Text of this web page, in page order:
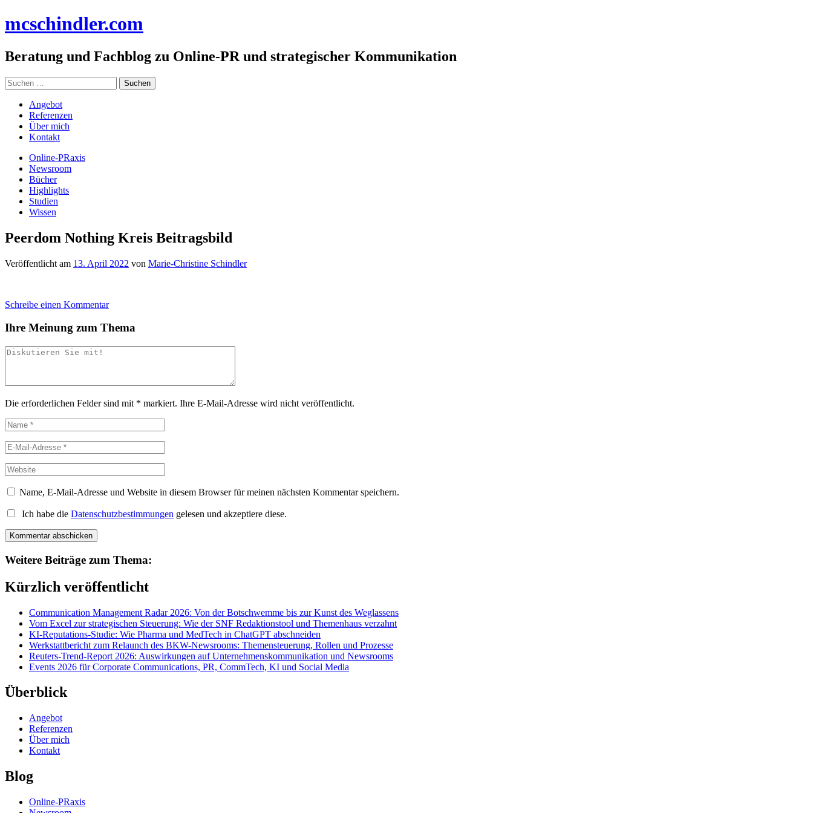
Inhalt
mcschindler.com
Beratung und Fachblog zu Online-PR und strategischer Kommunikation
Suchen
nach:
Angebot
Referenzen
Über mich
Kontakt
Online-PRaxis
Newsroom
Bücher
Highlights
Studien
Wissen
Peerdom Nothing Kreis Beitragsbild
Veröffentlicht am 13. April 2022 von Marie-Christine Schindler
Schreibe einen Kommentar
Ihre Meinung zum Thema
Die erforderlichen Felder sind mit * markiert. Ihre E-Mail-Adresse wird nicht veröffentlicht.
Name, E-Mail-Adresse und Website in diesem Browser für meinen nächsten Kommentar speichern.
Ich habe die Datenschutzbestimmungen gelesen und akzeptiere diese.
Weitere Beiträge zum Thema:
Kürzlich veröffentlicht
Communication Management Radar 2026: Von der Botschwemme bis zur Kunst des Weglassens
Vom Excel zur strategischen Steuerung: Wie der SNF Redaktionstool und Themenhaus verzahnt
KI-Reputations-Studie: Wie Pharma und MedTech in ChatGPT abschneiden
Werkstattbericht zum Relaunch des BKW-Newsrooms: Themensteuerung, Rollen und Prozesse
Reuters-Trend-Report 2026: Auswirkungen auf Unternehmenskommunikation und Newsrooms
Events 2026 für Corporate Communications, PR, CommTech, KI und Social Media
Überblick
Angebot
Referenzen
Über mich
Kontakt
Blog
Online-PRaxis